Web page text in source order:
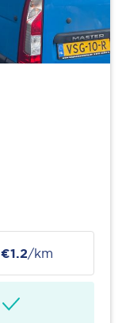
€1.2/km